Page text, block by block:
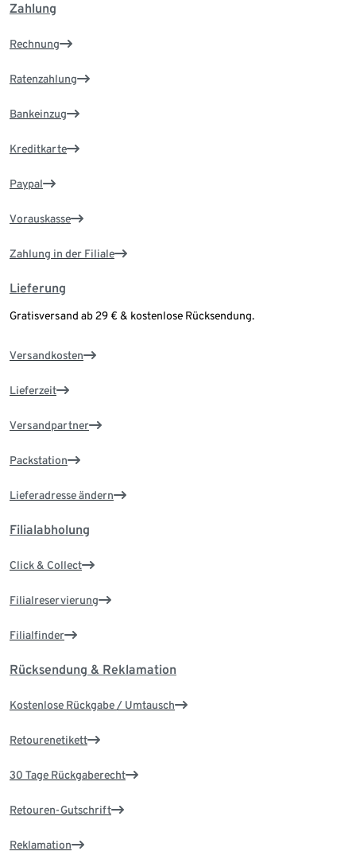
Zahlung
Rechnung
Ratenzahlung
Bankeinzug
Kreditkarte
Paypal
Vorauskasse
Zahlung in der Filiale
Lieferung
Gratisversand ab 29 € & kostenlose Rücksendung.
Versandkosten
Lieferzeit
Versandpartner
Packstation
Lieferadresse ändern
Filialabholung
Click & Collect
Filialreservierung
Filialfinder
Rücksendung & Reklamation
Kostenlose Rückgabe / Umtausch
Retourenetikett
30 Tage Rückgaberecht
Retouren-Gutschrift
Reklamation